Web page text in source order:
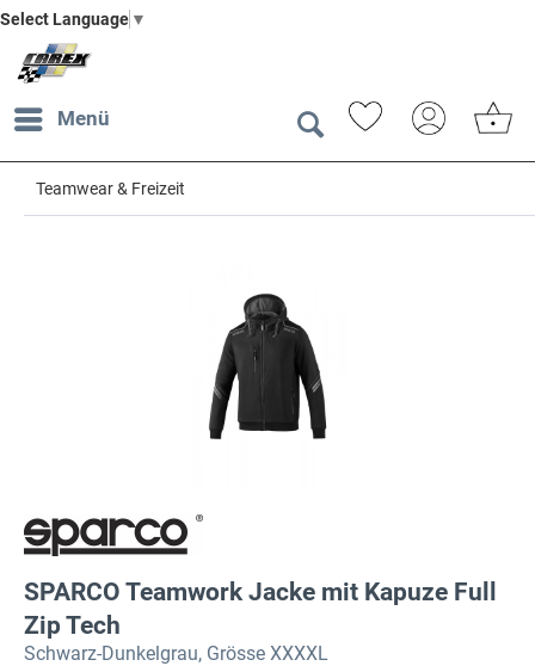
Select Language ▼
Menü
Teamwear & Freizeit
SPARCO Teamwork Jacke mit Kapuze Full
Zip Tech
Schwarz-Dunkelgrau, Grösse XXXXL